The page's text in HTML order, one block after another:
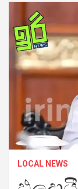
LOCAL NEWS